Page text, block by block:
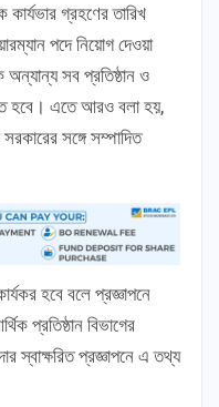
কার্যভার গ্রহণের তারিখ
পদে নিয়োগ দেওয়া
সব প্রতিষ্ঠান ও
হবে। এতে আরও বলা হয়,
সঙ্গে সম্পাদিত
হবে বলে প্রজ্ঞাপনে
প্রতিষ্ঠান বিভাগের
স্বাক্ষরিত প্রজ্ঞাপনে এ তথ্য